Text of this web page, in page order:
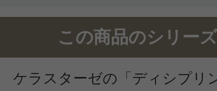
投稿日：2021年01月
天ぷら大好き 様 ／20
ートメント効果/さらさら/髪 しっと
この商品のシリー
ケラスターゼの「ディシプリ